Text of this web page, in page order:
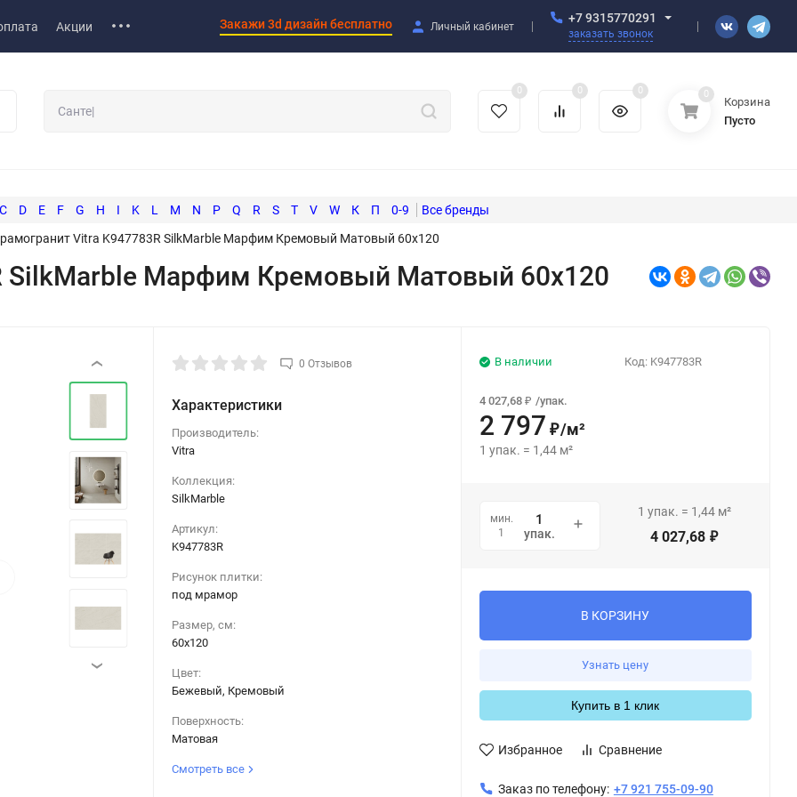
Акции Закажи 3d дизайн бесплатно Личный кабинет
+7 9315770291
заказать звонок
0 0 0 0
Корзина
Пусто
C D E F G H I K L M N P Q R S T V W К П
0-9
Vitra K947783R SilkMarble Марфим Кремовый Матовый 60x120
SilkMarble Марфим Кремовый Матовый 60x120
‹
›
0 Отзывов
Характеристики
Производитель:
Vitra
Коллекция:
SilkMarble
Артикул:
K947783R
Рисунок плитки:
под мрамор
Размер, см:
60х120
Цвет:
Бежевый, Кремовый
Поверхность:
Матовая
Смотреть все
Код: K947783R
В наличии
4 027,68 ₽ /упак.
2 797 ₽/м²
1 упак. = 1,44 м²
мин.
1
упак.
1 упак. = 1,44 м²
4 027,68 ₽
В КОРЗИНУ
Узнать цену
Купить в 1 клик
Избранное Сравнение
Заказ по телефону: +7 921 755-09-90